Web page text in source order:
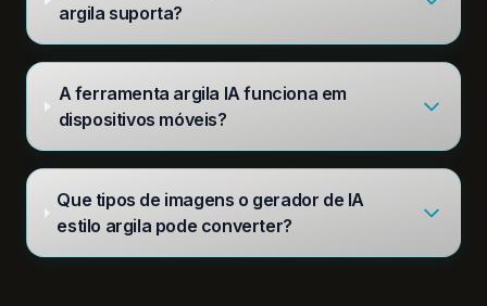
argila suporta?
A ferramenta argila IA funciona em
dispositivos móveis?
Que tipos de imagens o gerador de IA
estilo argila pode converter?